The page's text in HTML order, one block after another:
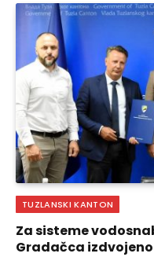
TUZLANSKI KANTON
Za sisteme
Gradačca